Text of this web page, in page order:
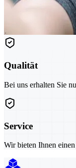
Qualität
Bei uns erhalten Sie
Service
Wir bieten Ihnen